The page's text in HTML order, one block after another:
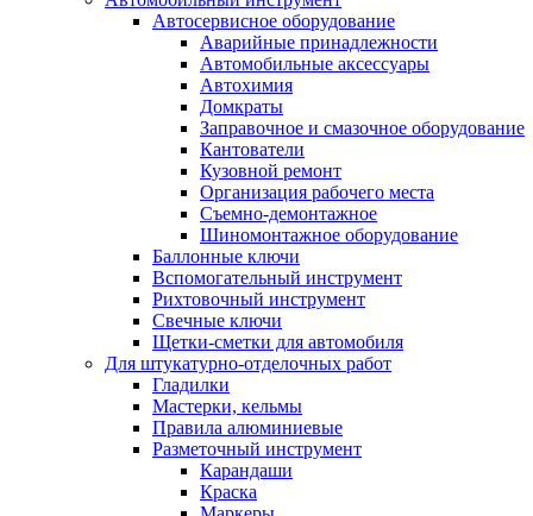
Автосервисное оборудование
Аварийные принадлежности
Автомобильные аксессуары
Автохимия
Домкраты
Заправочное и смазочное оборудование
Кантователи
Кузовной ремонт
Организация рабочего места
Съемно-демонтажное
Шиномонтажное оборудование
Баллонные ключи
Вспомогательный инструмент
Рихтовочный инструмент
Свечные ключи
Щетки-сметки для автомобиля
Для штукатурно-отделочных работ
Гладилки
Мастерки, кельмы
Правила алюминиевые
Разметочный инструмент
Карандаши
Краска